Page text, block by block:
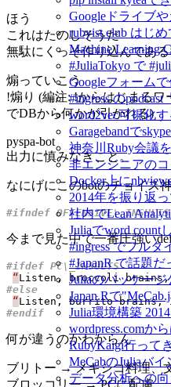
Googleドライブ
rubyist.club はじ
Machine Learning
#JuliaTokyo で
Googleフォーム
#ingress の
word2vec可視化
Garagebandで
神奈川Ruby会議
非エンジニアのコ
Docker上に
2014年を振り返っ
社内でLean
Juliaでword count
#ingress でフル
#JapanR で話題
Juliaのパッケージ
Japan.Rで
Julia環境構築
wordpress.comか
RubyKaigi行って
MeCabのJuliaバ
データ分析への向
ほう
これはたのしそうだ
無駄にくっそ作り込んであ
煽っていこう
!煽り (編注: !からはじまる
でDBから何かが引かれる)
pyspa-bot
出力に慎みなきこと。
なにげにこのbotのチョイス
今まで見た中で一番圧強い
“Listen, broccoli brains,
“Listen, burrito brains,
何が違うのかわからん
ブリトー → メキシコ料理、